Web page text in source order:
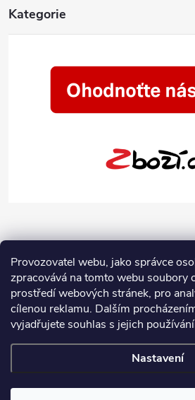
Provozovatel webu, jako správce
zpracovává na tomto webu soubory
prostředí webových stránek, pro
cílenou reklamu. Dalším
vyjadřujete souhlas s jejich
Nastavení
Kategorie
nastavení cookies